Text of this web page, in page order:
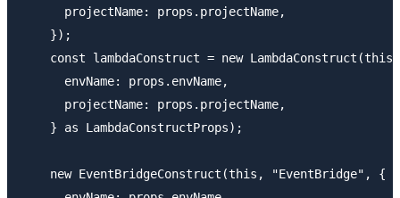
      projectName: props.projectName,
    });
const lambdaConstruct = new
      envName: props.envName,
      projectName: props.projectName,
    } as LambdaConstructProps);
    new EventBridgeConstruct(this, "EventBridge", {